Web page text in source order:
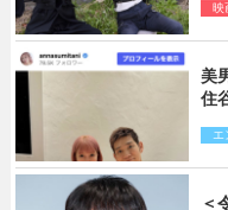
シ映
美
住
エ
＜